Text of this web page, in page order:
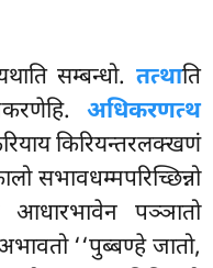
सम्बन्धो. तत्थाति
अधिकरणत्थ
किरियन्तरलक्खणं
सभावधम्मपरिच्छिन्नो
आधारभावेन पञ्ञातो
‘‘पुब्बण्हे जातो,